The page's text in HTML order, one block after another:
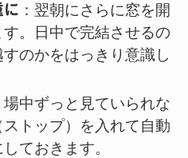
：翌朝にさらに窓を開
。日中で完結させるの
のかをはっきり意識し
場中ずっと見ていられな
トップ）を入れて自動
ておきます。